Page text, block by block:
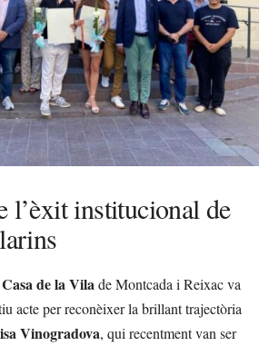
l’èxit institucional de
de la Vilade Montcada i Reixac va
acte per reconèixer la brillant trajectòria
Vinogradova, qui recentment van ser